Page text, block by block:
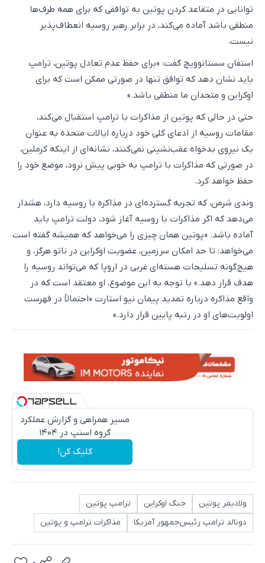
توانایی در متقاعد کردن پوتین به توافقی که برای همه طرف‌ها
منطقی باشد آماده می‌کند، در برابر رهبر روسیه انعطاف‌پذیر
نیست.
استفان سستانوویچ گفت: «برای حفظ عدم تعادل پوتین، ترامپ
باید نشان دهد که توافق تنها در صورتی ممکن است که برای
اوکراین و متحدان ما منطقی باشد.»
حتی در حالی که پوتین از مذاکرات با ترامپ استقبال می‌کند،
مقامات روسیه از ادعای کلی خود درباره ایالات متحده به عنوان
یک نیروی بدخواه عقب‌نشینی نمی‌کنند، نشانه‌ای از اینکه کرملین،
در صورتی که مذاکرات با ترامپ به خوبی پیش نرود، موضع خود را
حفظ خواهد کرد.
وندی شرمن، که تجربه گسترده‌ای در مذاکره با روسیه دارد، هشدار
می‌دهد که اگر مذاکرات با روسیه آغاز شود، دولت ترامپ باید
آماده باشد. «پوتین همان چیزی را می‌خواهد که همیشه گفته است
می‌خواهد: تا حد امکان سرزمین، عضویت اوکراین در ناتو هرگز، و
هیچ‌گونه تسلیحات هسته‌ای غربی در اروپا که می‌تواند روسیه را
هدف قرار دهد.» با توجه به این موضوع، او معتقد است که در
واقع مذاکره درباره تمدید پیمان نیو استارت «احتمالاً در فهرست
اولویت‌های او در رتبه پایین قرار دارد.»
مسیر همراهی و گزارش عملکرد
گروه اسنپ در ۱۴۰۴
کلیک کن!
ولادیمر پوتین جنگ اوکراین
ترامپ پوتین
دونالد ترامپ رئیس‌جمهور آمریکا
مذاکرات ترامپ و پوتین